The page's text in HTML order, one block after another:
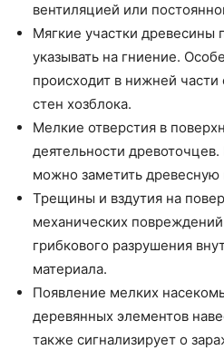
вентиляцией или
Мягкие участки древесины
указывать на гниение.
происходит в нижней части
стен хозблока.
Мелкие отверстия в
деятельности
можно заметить древесную
Трещины и вздутия на
механических
грибкового разрушения
материала.
Появление мелких
деревянных элементов
также сигнализирует о